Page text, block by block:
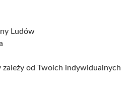
Ludów
od Twoich indywidualnych